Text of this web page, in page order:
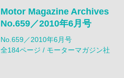
Motor Magazine Archives
No.659／2010年6月号
No.659／2010年6月号
全184ページ / モーターマガジン社